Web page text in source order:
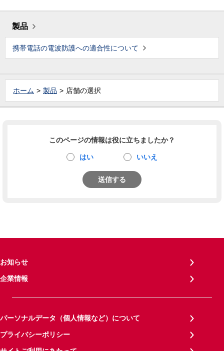
製品
携帯電話の電波防護への適合性について
ホーム 製品 店舗の選択
このページの情報は役に立ちましたか？
はい いいえ
送信する
お知らせ
企業情報
パーソナルデータ（個人情報など）について
プライバシーポリシー